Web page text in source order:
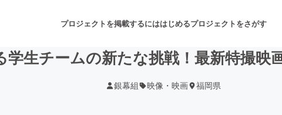
プロジェクトを掲載するにははじめるプロジェクトをさがす
学生チームの新たな挑戦！最新特撮映
銀幕組 映像・映画 福岡県